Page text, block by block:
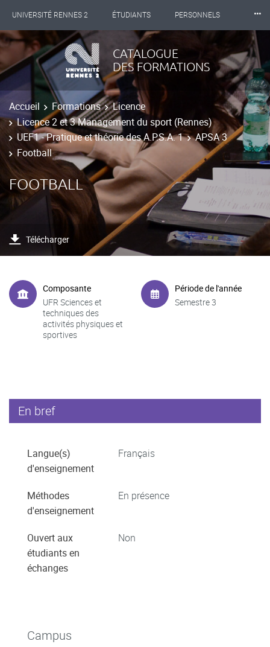
UNIVERSITÉ RENNES 2 ÉTUDIANTS PERSONNELS
INTERNATIONAL PROFESSIONNELS BIBLIOTHÈQUES
LES NOUVELLES DE RENNES 2
⸱⸱⸱
CATALOGUE
DES FORMATIONS
Accueil Formations
Licence
Licence 2 et 3 Management du sport (Rennes)
UEF1 - Pratique et théorie des A.P.S.A. 1
APSA 3
Football
FOOTBALL
Télécharger
Composante
UFR Sciences et
techniques des
activités physiques et
sportives
Période de l'année
Semestre 3
En bref
Langue(s)
d'enseignement
Français
Méthodes
d'enseignement
En présence
Ouvert aux
étudiants en
échanges
Non
Campus